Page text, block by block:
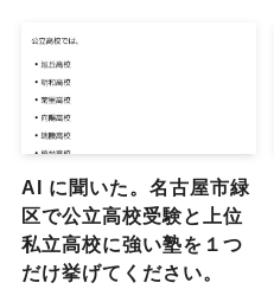
AI に聞いた。名古屋市緑
区で公立高校受験と上位
私立高校に強い塾を１つ
だけ挙げてください。